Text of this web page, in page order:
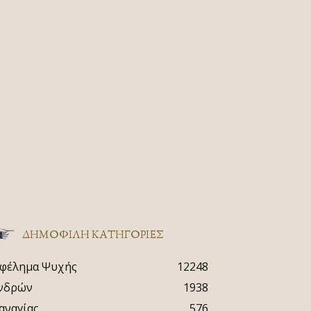
ΔΗΜΟΦΙΛΗ ΚΑΤΗΓΟΡΙΕΣ
Ψυχής
12248
1938